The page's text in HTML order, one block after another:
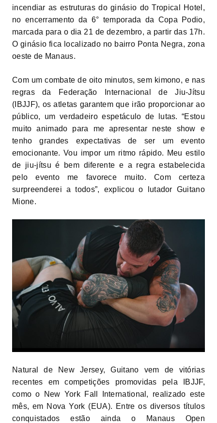
incendiar as estruturas do ginásio do Tropical Hotel,
no encerramento da 6° temporada da Copa Podio,
marcada para o dia 21 de dezembro, a partir das 17h.
O ginásio fica localizado no bairro Ponta Negra, zona
oeste de Manaus.
Com um combate de oito minutos, sem kimono, e nas
regras da Federação Internacional de Jiu-Jítsu
(IBJJF), os atletas garantem que irão proporcionar ao
público, um verdadeiro espetáculo de lutas. “Estou
muito animado para me apresentar neste show e
tenho grandes expectativas de ser um evento
emocionante. Vou impor um ritmo rápido. Meu estilo
de jiu-jítsu é bem diferente e a regra estabelecida
pelo evento me favorece muito. Com certeza
surpreenderei a todos”, explicou o lutador Guitano
Mione.
Natural de New Jersey, Guitano vem de vitórias
recentes em competições promovidas pela IBJJF,
como o New York Fall International, realizado este
mês, em Nova York (EUA). Entre os diversos títulos
conquistados estão ainda o Manaus Open